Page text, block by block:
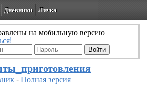
Дневники Личка
на мобильную версию
-Полная версия